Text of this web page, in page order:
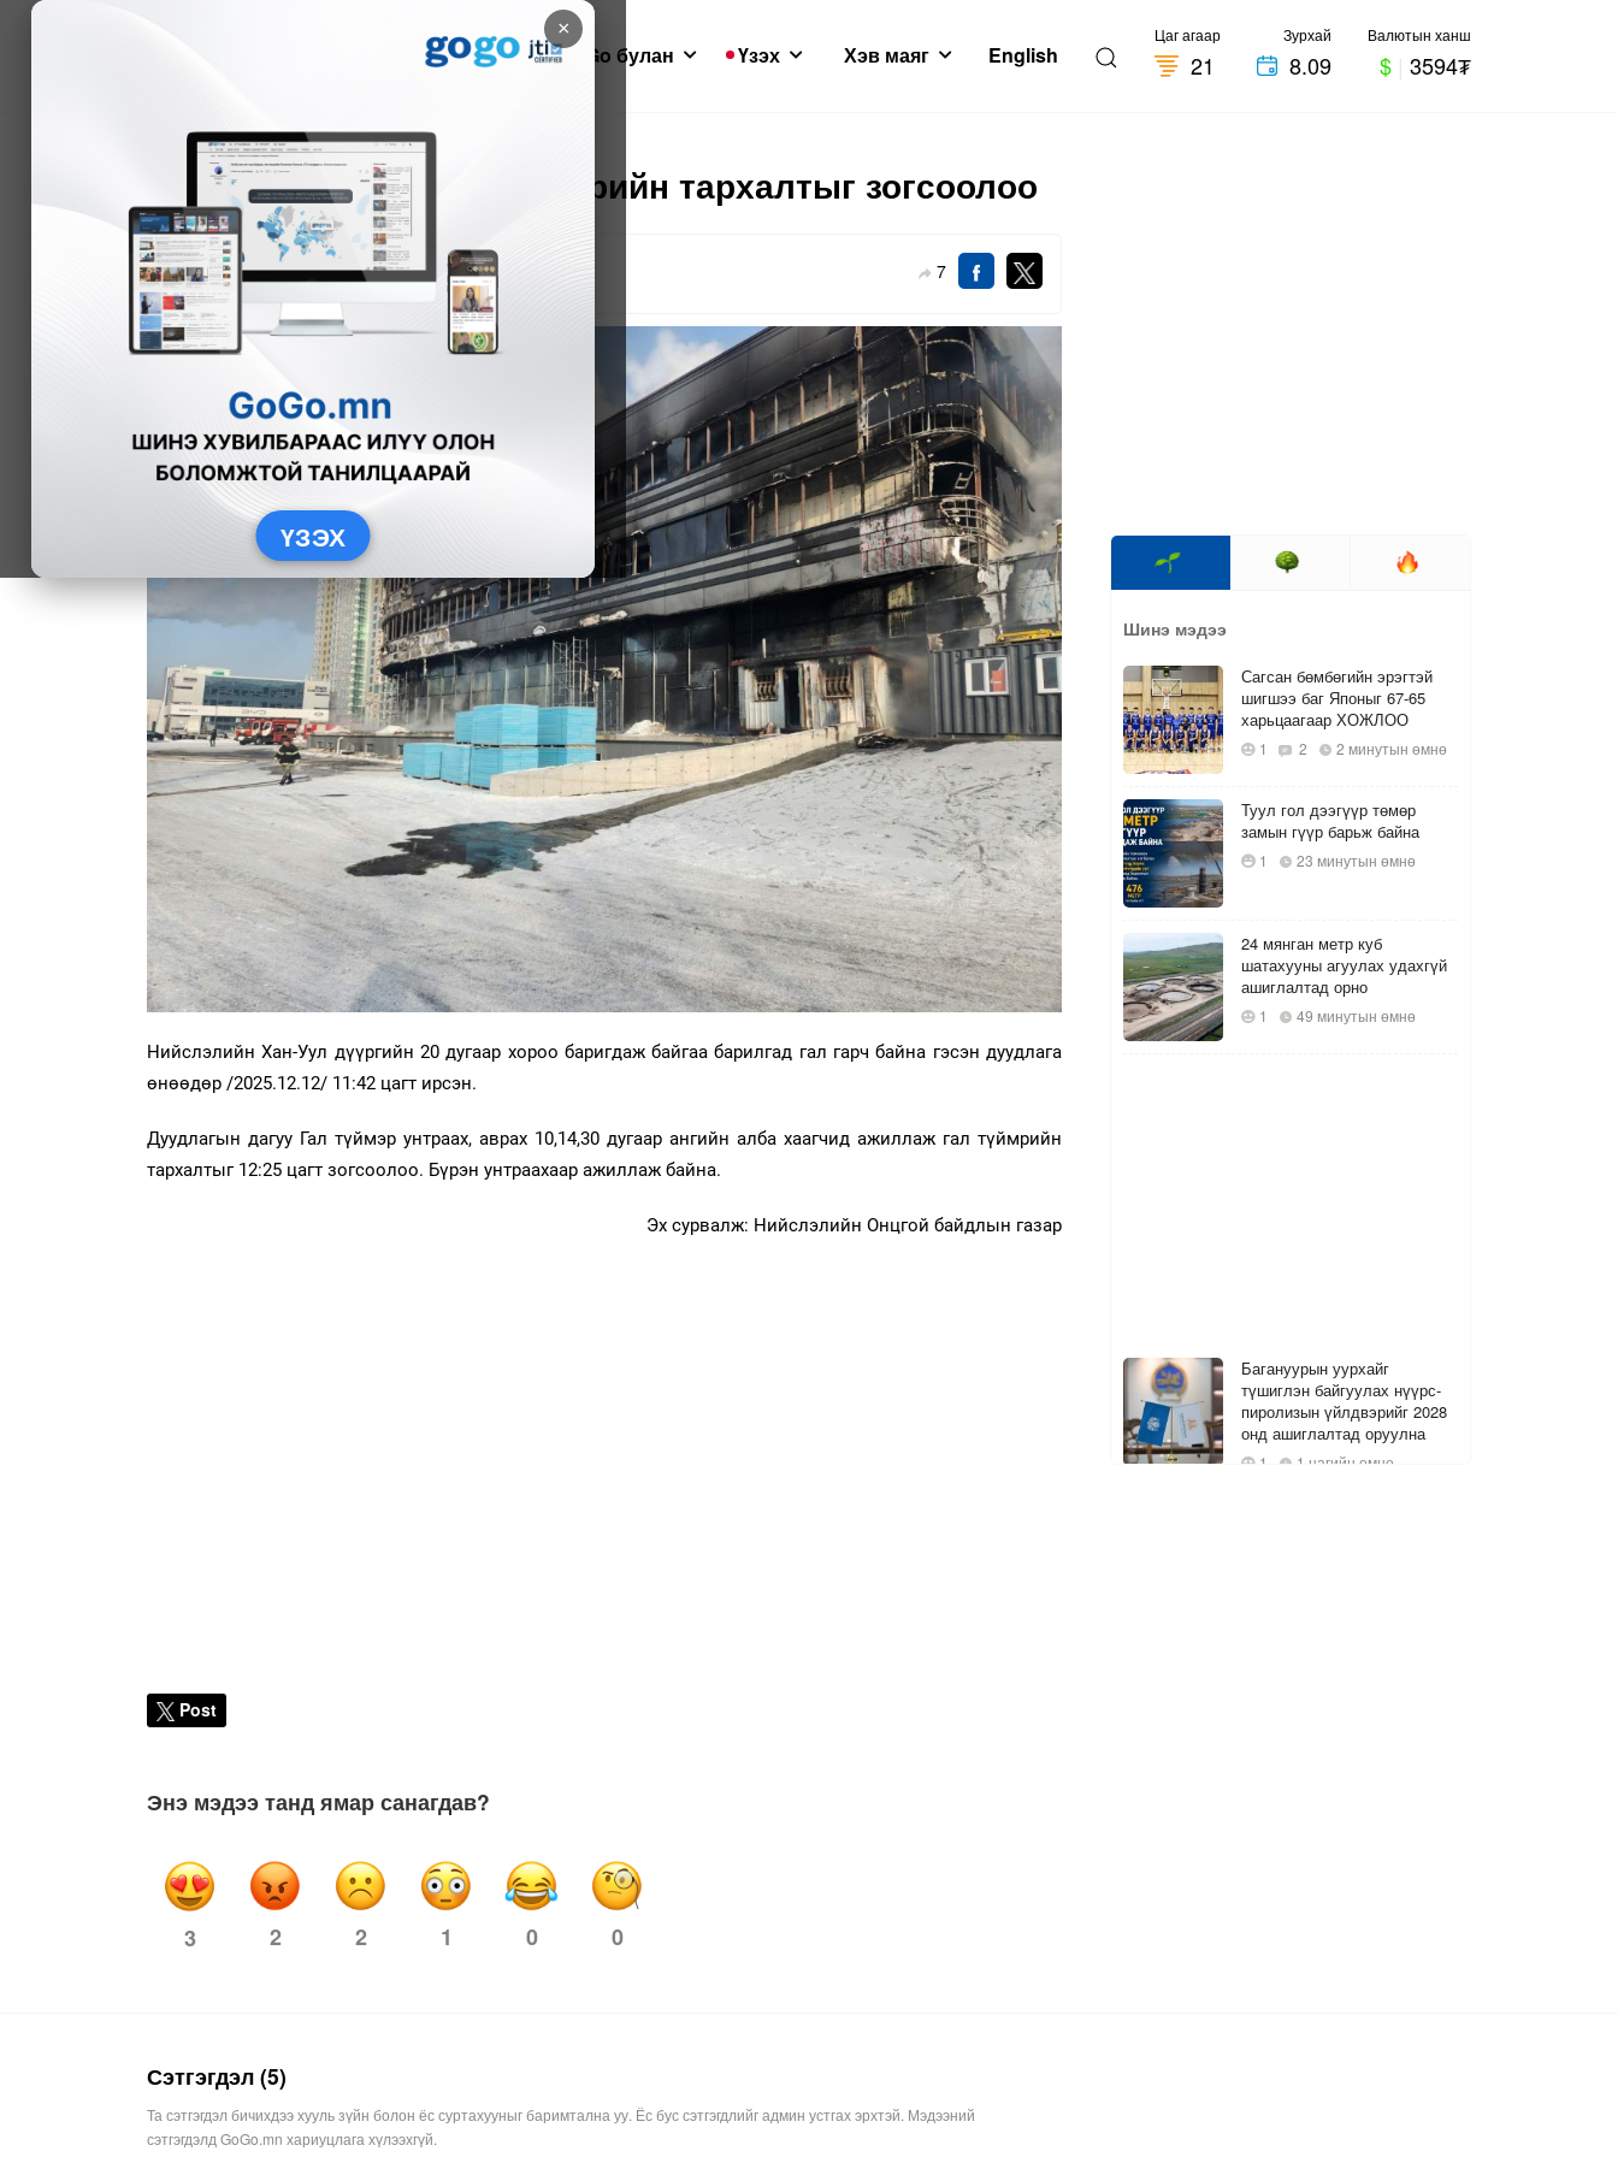
×
ҮЗЭХ
Мэдээ GoGo булан Үзэх Хэв маяг English
Цаг агаар
21
Зурхай
8.09
Валютын ханш
$ | 3594₮
Барилгад гарсан гал түймрийн тархалтыг зогсоолоо
А.Анужин Нийгэм 2025-12-12 7
Нийслэлийн Хан-Уул дүүргийн 20 дугаар хороо баригдаж байгаа барилгад гал гарч байна гэсэн дуудлага
өнөөдөр /2025.12.12/ 11:42 цагт ирсэн.
Дуудлагын дагуу Гал түймэр унтраах, аврах 10,14,30 дугаар ангийн алба хаагчид ажиллаж гал түймрийн
тархалтыг 12:25 цагт зогсоолоо. Бүрэн унтраахаар ажиллаж байна.
Эх сурвалж: Нийслэлийн Онцгой байдлын газар
Post
Энэ мэдээ танд ямар санагдав?
3 2 2 1 0 0
Шинэ мэдээ
Сагсан бөмбөгийн эрэгтэй
шигшээ баг Японыг 67-65
харьцаагаар ХОЖЛОО
1 2 2 минутын өмнө
Туул гол дээгүүр төмөр
замын гүүр барьж байна
1 23 минутын өмнө
24 мянган метр куб
шатахууны агуулах удахгүй
ашиглалтад орно
1 49 минутын өмнө
Багануурын уурхайг
түшиглэн байгуулах нүүрс-
пиролизын үйлдвэрийг 2028
онд ашиглалтад оруулна
1 1 цагийн өмнө
Сэтгэгдэл (5)
Та сэтгэгдэл бичихдээ хууль зүйн болон ёс суртахууныг баримтална уу. Ёс бус сэтгэгдлийг админ устгах эрхтэй. Мэдээний
сэтгэгдэлд GoGo.mn хариуцлага хүлээхгүй.